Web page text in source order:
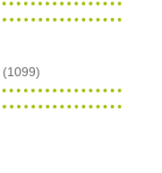
(1099)